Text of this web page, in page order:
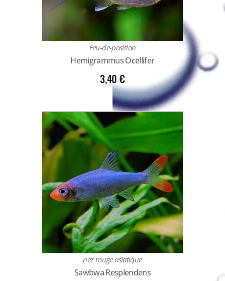
Feu-de-position
Hemigrammus Ocellifer
3,40€
nez rouge asiatique
Sawbwa Resplendens